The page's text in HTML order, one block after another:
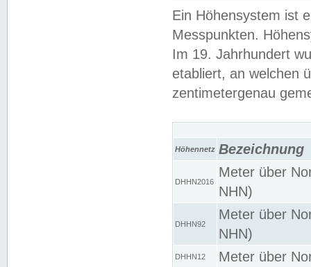
Ein Höhensystem ist
Messpunkten.
Im 19. Jahrhundert
etabliert, an welchen
zentimetergenau
Höhennetz Bezeichnung
DHHN2016
Meter über
NHN)
DHHN92
Meter über
NHN)
DHHN12 Meter über